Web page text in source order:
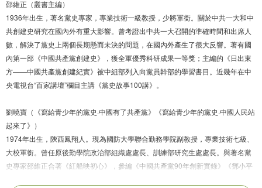
邵維正（叢書主編）
1936年出生，著名黨史專家，專業技術一級教授，少將軍銜。關於中共一大和中
共創建史研究在國內外有重大影響。曾考證出中共一大召開的準確時間和出席人
數，解決了黨史上兩個長期懸而未決的問題，在國內外產生了很大反響。著有國
內第一部《中國共產黨創建史》，獲全軍優秀科研成果一等獎；主編的《日出東
方——中國共產黨創建紀實》被中組部列入向黨員幹部的學習書目。近幾年在中
央電視台“百家講壇”欄目主講《黨史故事100講》。
劉曉寶（《寫給青少年的黨史·中國有了共產黨》《寫給青少年的黨史·中國人民站
起來了》）
­1974年出生，陝西鳳翔人。現為國防大學聯合勤務學院副教授，專業技術七級、
大校軍銜。曾任原後勤學院政治部組織處處長、訓練部研究生處處長。與著名黨
史專家邵維正合著《紅船映初心》，參編《中國共產黨90年創新實錄》《鄧小平